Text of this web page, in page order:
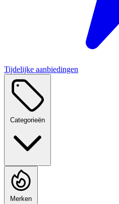
Tijdelijke aanbiedingen
Categorieën
Merken